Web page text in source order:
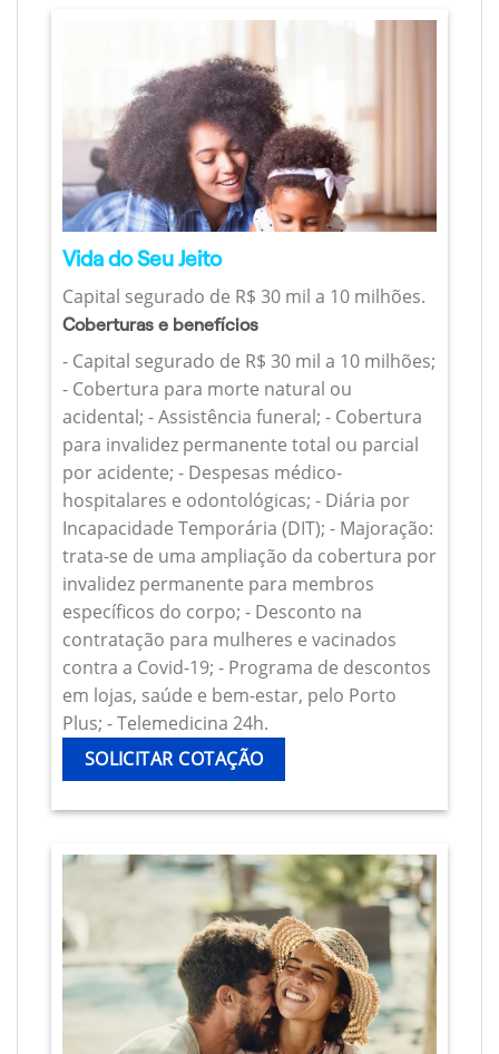
Vida do Seu Jeito
Capital segurado de R$ 30 mil a 10 milhões.
Coberturas e benefícios
- Capital segurado de R$ 30 mil a 10 milhões;
- Cobertura para morte natural ou
acidental; - Assistência funeral; - Cobertura
para invalidez permanente total ou parcial
por acidente; - Despesas médico-
hospitalares e odontológicas; - Diária por
Incapacidade Temporária (DIT); - Majoração:
trata-se de uma ampliação da cobertura por
invalidez permanente para membros
específicos do corpo; - Desconto na
contratação para mulheres e vacinados
contra a Covid-19; - Programa de descontos
em lojas, saúde e bem-estar, pelo Porto
Plus; - Telemedicina 24h.
SOLICITAR COTAÇÃO